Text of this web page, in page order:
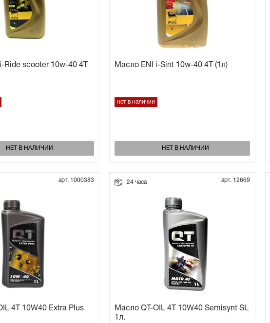
Ride scooter 10w-40 4Т
НЕТ В НАЛИЧИИ
Масло ENI i-Sint 10w-40 4Т (1л)
нет в наличии
НЕТ В НАЛИЧИИ
арт. 1000383
4T 10W40 Extra Plus
24 часа арт. 12669
Масло QT-OIL 4T 10W40 Semisynt SL
1л.